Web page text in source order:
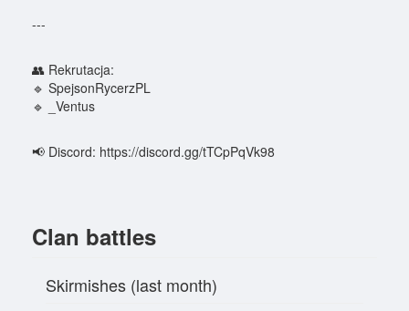
---
👥 Rekrutacja:
🔹 SpejsonRycerzPL
🔹 _Ventus
📢 Discord: https://discord.gg/tTCpPqVk98
Clan battles
Skirmishes (last month)